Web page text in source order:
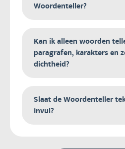
Woordenteller?
Woordenteller. We hebben
getest met het berekenen
woorden. De browser kan
Kan ik alleen woorden
paragrafen, karakters en
dichtheid?
woorden, maar houdt ook
woorden, karakters,
Slaat de Woordenteller
invul?